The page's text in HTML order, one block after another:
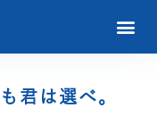
君は選べ。